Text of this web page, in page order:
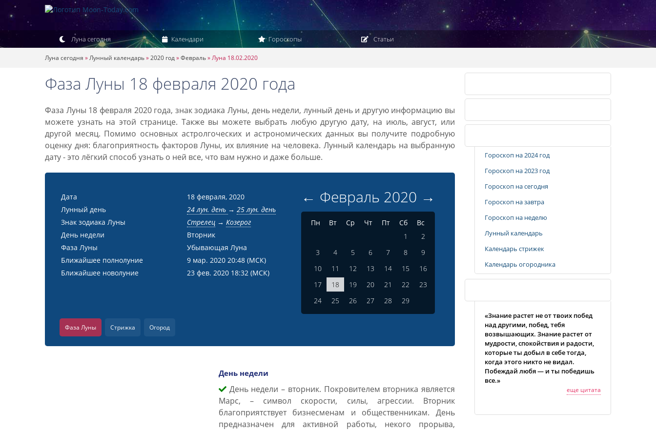
Луна сегодня Календари Гороскопы Статьи
Луна сегодня »Лунный календарь»2020 год»Февраль»Луна 18.02.2020
Фаза Луны 18 февраля 2020 года
Фаза Луны 18 февраля 2020 года, знак зодиака Луны, день недели, лунный день и другую информацию вы
можете узнать на этой странице. Также вы можете выбрать любую другую дату, на июль, август, или
другой месяц. Помимо основных астролгоческих и астрономических данных вы получите подробную
оценку дня: благоприятность факторов Луны, их влияние на человека. Лунный календарь на выбранную
дату - это лёгкий способ узнать о ней все, что вам нужно и даже больше.
Дата
18 февраля, 2020
Лунный день
24 лун. день → 25 лун. день
Знак зодиака Луны
Стрелец→ Козерог
День недели
Вторник
Фаза Луны
Убывающая Луна
Ближайшее полнолуние
9 мар. 2020 20:48 (МСК)
Ближайшее новолуние
23 фев. 2020 18:32 (МСК)
← Февраль 2020 →
Пн Вт Ср Чт Пт Сб
Вс
1
2
3
4 5 6 7 8
9
10
11 12 13 14 15
16
17
18 19 20 21 22
23
24
25 26 27 28 29
Фаза Луны Стрижка Огород
День недели
День недели – вторник. Покровителем вторника является
Марс, – символ скорости, силы, агрессии. Вторник
благоприятствует бизнесменам и общественникам. День
предназначен для активной работы, некого прорыва,
Гороскоп на 2024 год
Гороскоп на 2023 год
Гороскоп на сегодня
Гороскоп на завтра
Гороскоп на неделю
Лунный календарь
Календарь стрижек
Календарь огородника
«Знание растет не от твоих побед
над другими, побед, тебя
возвышающих. Знание растет от
мудрости, спокойствия и радости,
которые ты добыл в себе тогда,
когда этого никто не видал.
Побеждай любя — и ты победишь
все.»
еще цитата